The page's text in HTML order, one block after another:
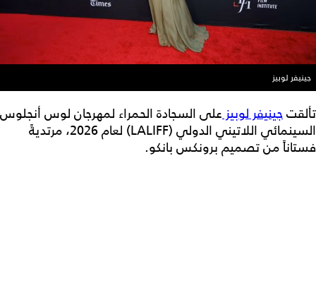
جينيفر لوبيز
تألقتجينيفر لوبيز على السجادة الحمراء لمهرجان لوس أنجلوس
السينمائي اللاتيني الدولي (LALIFF) لعام 2026، مرتديةً
فستاناً من تصميم برونكس بانكو.